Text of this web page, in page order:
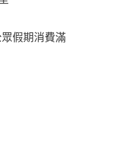
假期消費滿